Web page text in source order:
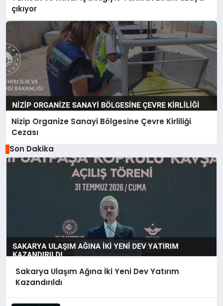
çıkıyor
Nizip Organize Sanayi Bölgesine Çevre Kirliliği
Cezası
Son Dakika
Sakarya Ulaşım Ağına İki Yeni Dev Yatırım
Kazandırıldı